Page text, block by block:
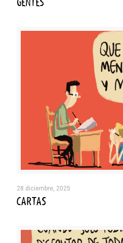
28 diciembre, 2025
CARTAS